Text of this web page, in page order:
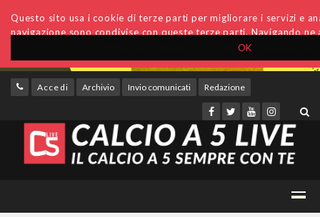
OK
Questo sito usa i cookie di terze parti per migliorare i servizi e
navigazione sono condivise con queste terze parti. Navigando
Accedi Archivio Invio comunicati Redazione